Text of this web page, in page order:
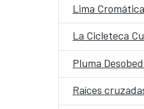
Lima Cromática
La Cicleteca
Pluma
Raíces